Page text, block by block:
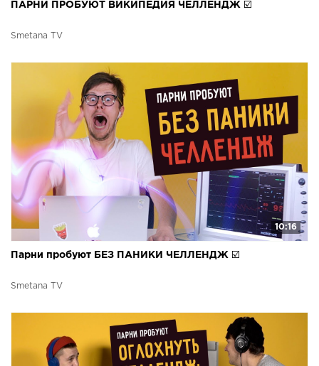
ПАРНИ ПРОБУЮТ ВИКИПЕДИЯ ЧЕЛЛЕНДЖ ☑️
Smetana TV
10:16
Парни пробуют БЕЗ ПАНИКИ ЧЕЛЛЕНДЖ ☑️
Smetana TV